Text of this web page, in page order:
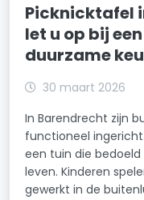
Picknicktafel
let u op bij
duurzame
30 maart 2026
In Barendrecht zijn
functioneel
een tuin die
leven. Kinderen
gewerkt in de